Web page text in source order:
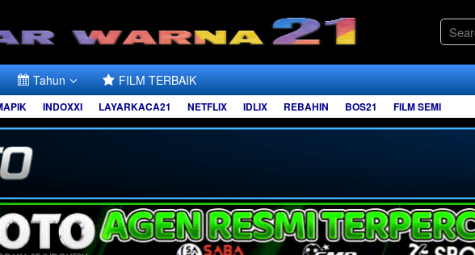
Tahun FILM TERBAIK
INDOXXI LAYARKACA21 NETFLIX IDLIX REBAHIN BOS21 FILM SEMI